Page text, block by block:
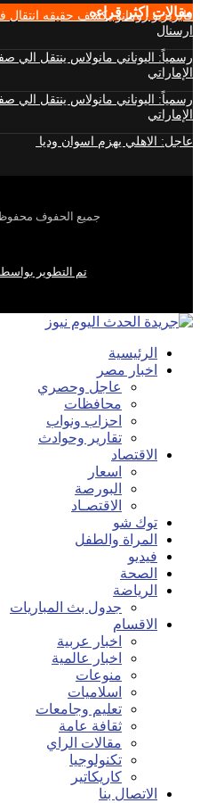
مقالات اكثر قراءه
فابريزيو رومانو يكشف حقيقه انتقال
ارسنال
رسمياً: اليوناني مانولاس ينتقل الي
الإماراتي
رسمياً: اليوناني مانولاس ينتقل الي
الإماراتي
عاجل: الاهلي يهزم اسوان وديا
جميع الحفوف
تم التطوير
الرئيسية
اخبار مصر
عاجل وحصري
محافظات
احزاب ونواب
تقارير وحوادث
الاقتصاد
اسعار
البورصة
الاقتصـاد
توك شو
المراة والطفل
فيديو
الصحة
الرياضة
جدول بث المباريات
الاقسام
اخبار عربية
اخبار عالمية
منوعات
اسلاميات
تعليم وجامعات
ثقافة عامة
مقالات الراي
تكنولوجيا
كاريكاتير
الاتصال بنا